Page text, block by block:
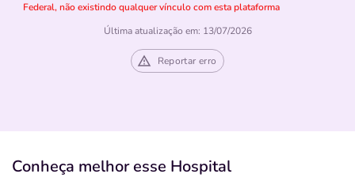
Federal, não existindo qualquer vínculo com esta plataforma
Última atualização em: 13/07/2026
Reportar erro
Conheça melhor esse Hospital